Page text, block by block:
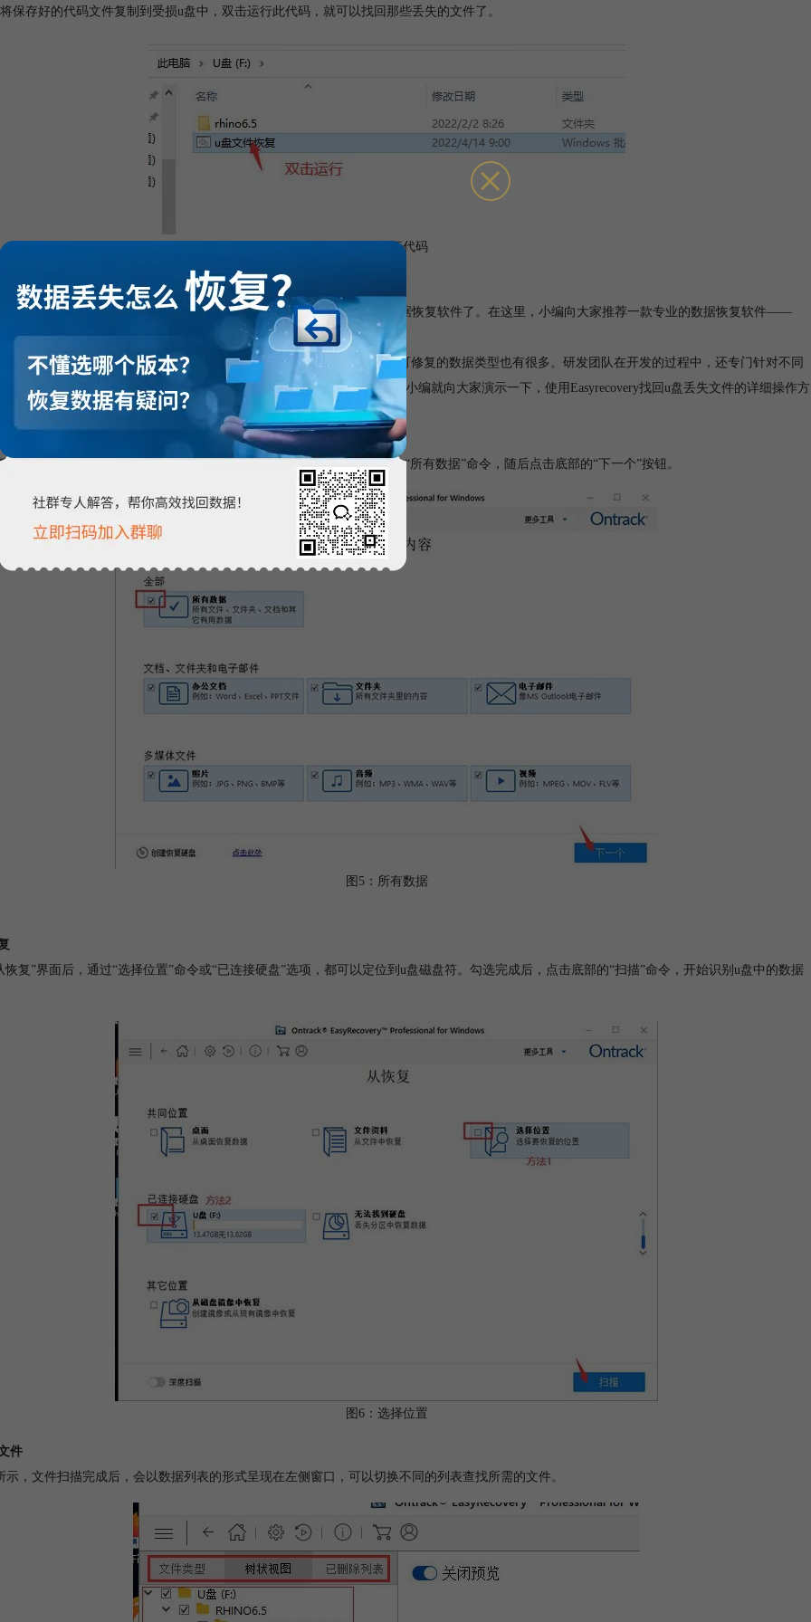
保存好的代码文件复制到受损u盘中，双击运行此代码，就可以找回那些丢失的文件了。
图4：运行代码
用恢复软件找回u盘中丢失的文件
代码，也不一定能够找回丢失的u盘文件，这时，就需要借助第三方数据恢复软件了。在这里，小编向大家推荐一款专业的数据恢复软件——
。
致力于解决各种数据损坏问题，软件兼容的存储设备多达数十种，可修复的数据类型也有很多。研发团队在开发的过程中，还专门针对不同
群，定制了个人版、专业版和企业版的安装包，实用又便捷。接下来，小编就向大家演示一下，使用Easyrecovery找回u盘丢失文件的详细操作方
示，Easyrecovery的首界面是用于选取修复数据文件类型的，勾选上方的“所有数据”命令，随后点击底部的“下一个”按钮。
图5：所有数据
恢复”界面后，通过“选择位置”命令或“已连接硬盘”选项，都可以定位到u盘磁盘符。勾选完成后，点击底部的“扫描”命令，开始识别u盘中的数据
图6：选择位置
件
示，文件扫描完成后，会以数据列表的形式呈现在左侧窗口，可以切换不同的列表查找所需的文件。